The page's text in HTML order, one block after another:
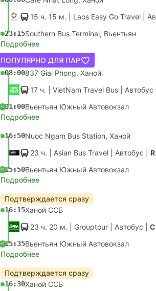
15 ч. 15 м. | Laos Easy Go Travel Автобус
23:15Southern Bus Terminal, Вьентьян
Подробнее
ПОПУЛЯРНО ДЛЯ ПАР
08:00837 Giai Phong, Ханой
17 ч. | VietNam Travel Bus Автобус
+101:00Вьентьян Южный Автовокзал
Подробнее
16:50Nuoc Ngam Bus Station, Ханой
23 ч. | Asian Bus Travel Автобус Royal Cabin
+115:50Вьентьян Южный Автовокзал
Подробнее
Подтверждается сразу
16:15Ханой ССБ
23 ч. 20 м. | Grouptour Автобус Спальное место 38
+115:35Вьентьян Южный Автовокзал
Подробнее
Подтверждается сразу
16:30Ханой ССБ